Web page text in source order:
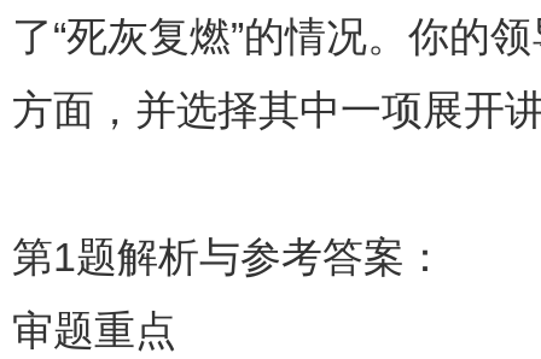
了“死灰复燃”的情况。你的
方面，并选择其中一项展开
第1题解析与参考答案：
审题重点